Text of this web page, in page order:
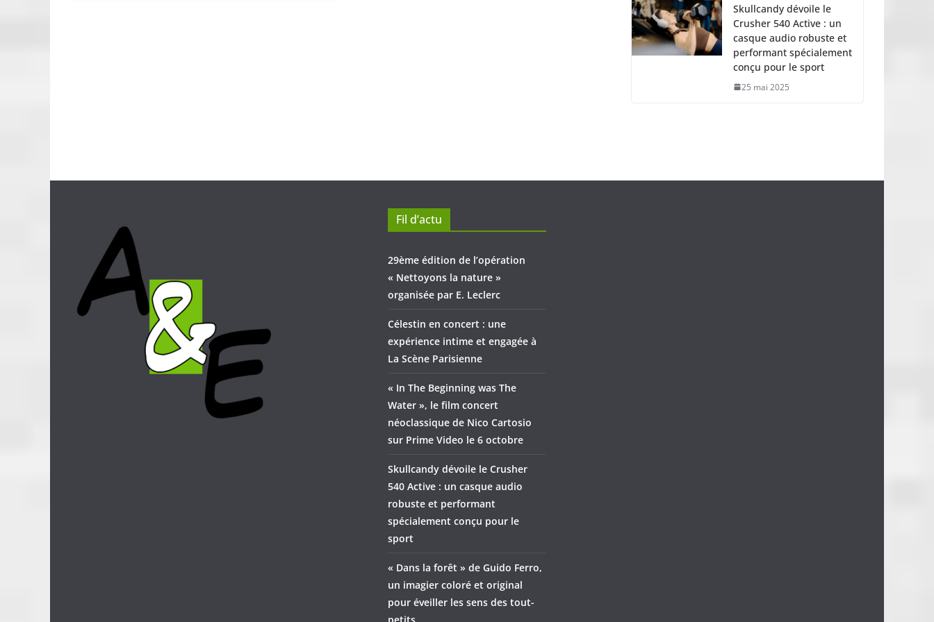
Skullcandy dévoile le
Crusher 540 Active : un
casque audio robuste et
performant spécialement
conçu pour le sport
25 mai 2025
Fil d’actu
29ème édition de l’opération
« Nettoyons la nature »
organisée par E. Leclerc
Célestin en concert : une
expérience intime et engagée à
La Scène Parisienne
« In The Beginning was The
Water », le film concert
néoclassique de Nico Cartosio
sur Prime Video le 6 octobre
Skullcandy dévoile le Crusher
540 Active : un casque audio
robuste et performant
spécialement conçu pour le
sport
« Dans la forêt » de Guido Ferro,
un imagier coloré et original
pour éveiller les sens des tout-